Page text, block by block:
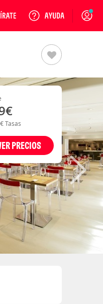
Login
Tasas
PRECIOS